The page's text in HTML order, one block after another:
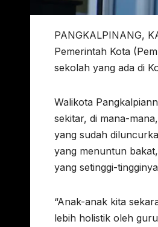
PANGKALPINANG,
Pemerintah Kota
sekolah yang ada di
Walikota
sekitar, di mana-
yang sudah
yang menuntun
yang setinggi-
“Anak-anak kita
lebih holistik oleh